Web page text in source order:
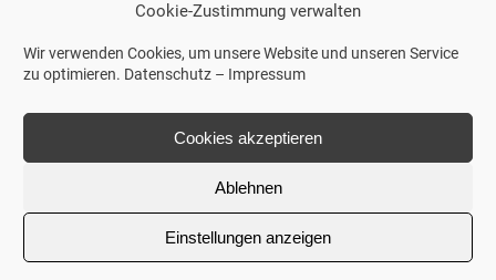
Cookie-Zustimmung verwalten
Wir verwenden Cookies, um unsere Website und unseren Service
zu optimieren. Datenschutz – Impressum
Cookies akzeptieren
Ablehnen
Einstellungen anzeigen